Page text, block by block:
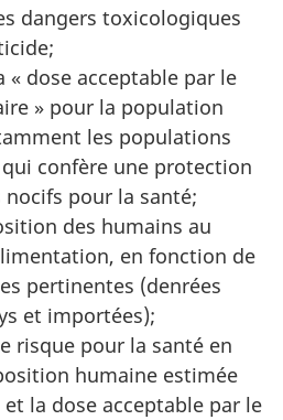
dangers toxicologiques
« dose acceptable par le
» pour la population
les populations
confère une protection
pour la santé;
des humains au
en fonction de
pertinentes (denrées
et importées);
risque pour la santé en
humaine estimée
la dose acceptable par le